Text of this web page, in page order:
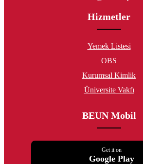
Hizmetler
Yemek Listesi
OBS
Kurumsal Kimlik
Üniversite Vakfı
BEUN Mobil
Get it on
Google Play